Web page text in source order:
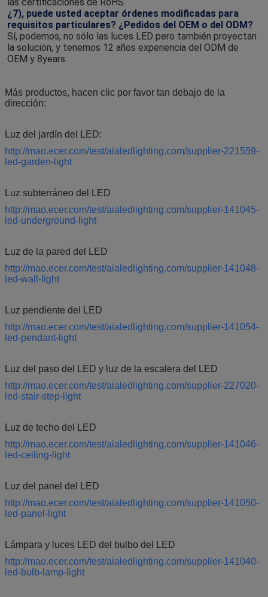
¿7), puede usted aceptar órdenes modificadas para
requisitos particulares? ¿Pedidos del OEM o del ODM?
Sí, podemos, no sólo las luces LED pero también proyectan
la solución, y tenemos 12 años experiencia del ODM de
OEM y 8years.
Más productos, hacen clic por favor tan debajo de la
dirección:
Luz del jardín del LED:
http://mao.ecer.com/test/aialedlighting.com/supplier-221559-
led-garden-light
Luz subterráneo del LED
http://mao.ecer.com/test/aialedlighting.com/supplier-141045-
led-underground-light
Luz de la pared del LED
http://mao.ecer.com/test/aialedlighting.com/supplier-141048-
led-wall-light
Luz pendiente del LED
http://mao.ecer.com/test/aialedlighting.com/supplier-141054-
led-pendant-light
Luz del paso del LED y luz de la escalera del LED
http://mao.ecer.com/test/aialedlighting.com/supplier-227020-
led-stair-step-light
Luz de techo del LED
http://mao.ecer.com/test/aialedlighting.com/supplier-141046-
led-ceiling-light
Luz del panel del LED
http://mao.ecer.com/test/aialedlighting.com/supplier-141050-
led-panel-light
Lámpara y luces LED del bulbo del LED
http://mao.ecer.com/test/aialedlighting.com/supplier-141040-
led-bulb-lamp-light